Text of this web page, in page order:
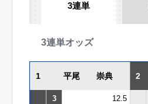
3連単
3連単オッズ
1 平尾 崇典 2
3 12.5